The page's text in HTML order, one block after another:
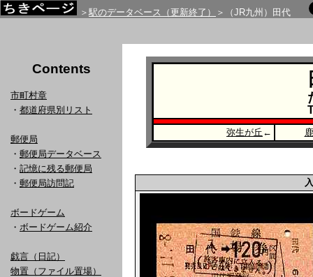
＞ 駅のデータベース（更新終了） ＞（JR九州）田代
Contents
市町村章
・ 都道府県別リスト
郵便局
・ 郵便局データベース
・ 記憶に残る郵便局
・ 郵便局訪問記
ボードゲーム
・ ボードゲーム紹介
戯言（日記）
物置（ファイル置場）
弥生が丘 ←